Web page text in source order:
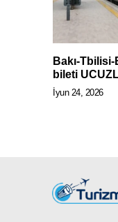
Bakı-Tbilisi-
bileti
İyun 24, 2026